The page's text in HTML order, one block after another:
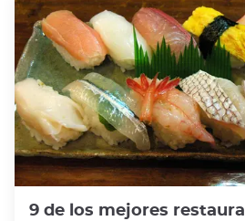
9 de los mejores